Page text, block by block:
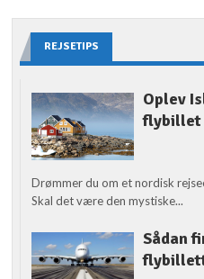
REJSETIPS
Oplev
flybillet
Drømmer du om et nordisk
Skal det være den mystiske...
Sådan